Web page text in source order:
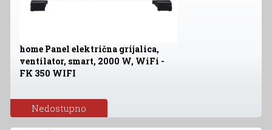
home Panel električna grijalica,
ventilator, smart, 2000 W, WiFi -
FK 350 WIFI
Nedostupno